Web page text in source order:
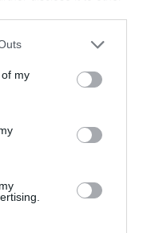
one or more Google
You may click to
its third-party tags to
in below Google
my
Pinterest